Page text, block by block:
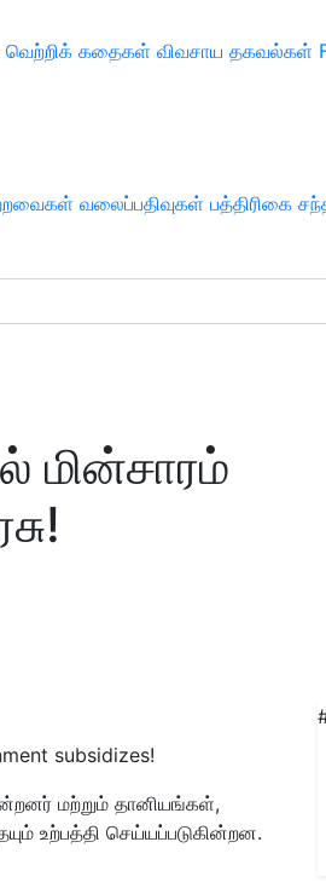
வெற்றிக் கதைகள் விவசாய தகவல்கள்
வலைப்பதிவுகள் பத்திரிகை
மின்சாரம்
subsidizes!
மற்றும் தானியங்கள்,
உற்பத்தி செய்யப்படுகின்றன.